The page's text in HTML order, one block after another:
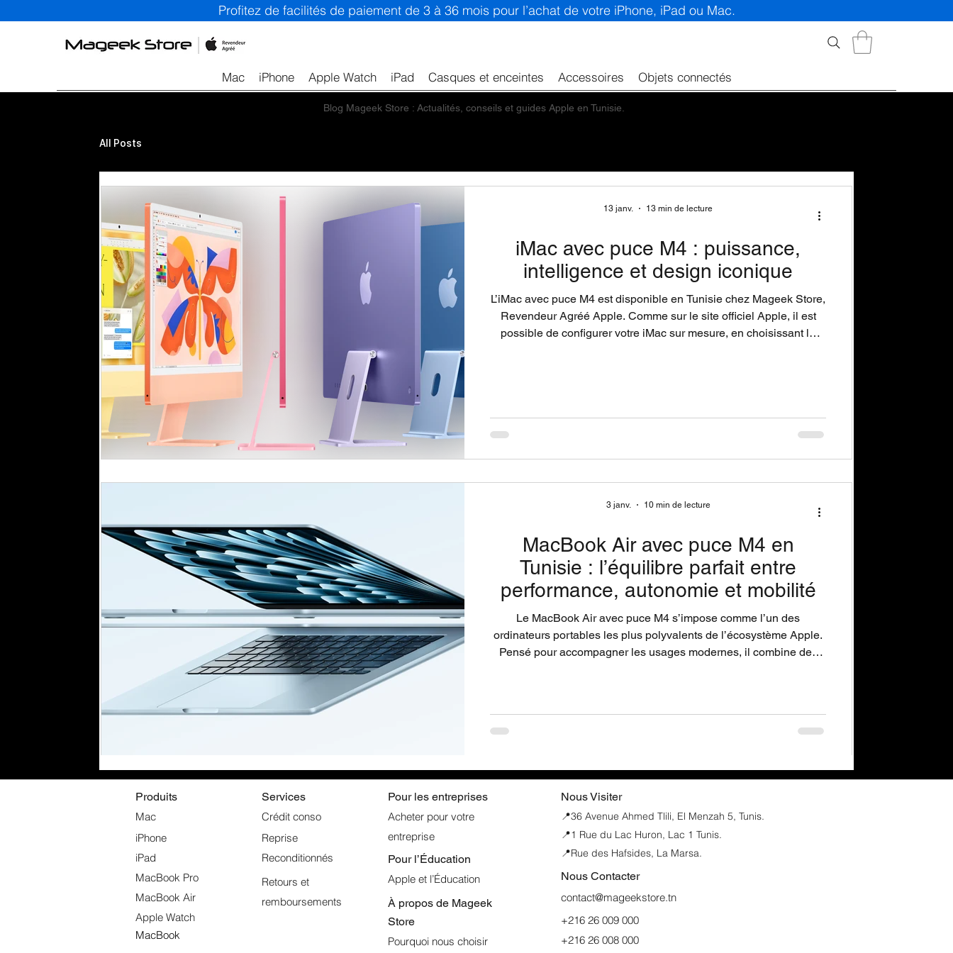
Profitez de facilités de paiement de 3 à 36 mois pour l’achat de votre iPhone, iPad ou Mac.
Mac iPhone Apple Watch iPad Casques et enceintes Accessoires Objets connectés
Blog Mageek Store : Actualités, conseils et guides Apple en Tunisie.
All Posts
iMac avec puce M4 : puissance,
intelligence et design iconique
L’iMac avec puce M4 est disponible en Tunisie chez Mageek Store,
Revendeur Agréé Apple. Comme sur le site officiel Apple, il est
possible de configurer votre iMac sur mesure, en choisissant la
13 janv. 13 min de lecture
MacBook Air avec puce M4 en
Tunisie : l’équilibre parfait entre
performance, autonomie et mobilité
Le MacBook Air avec puce M4 s’impose comme l’un des
ordinateurs portables les plus polyvalents de l’écosystème Apple.
Pensé pour accompagner les usages modernes, il combine des
3 janv. 10 min de lecture
Produits
Mac
iPhone
iPad
MacBook Pro
MacBook Air
Apple Watch
MacBook
Services
Crédit conso
Reprise
Reconditionnés
Retours et
remboursements
Pour les entreprises
Acheter pour votre
entreprise
Pour l’Éducation
Apple et l’Éducation
À propos de Mageek
Store
Pourquoi nous choisir
Nous Visiter
📍36 Avenue Ahmed Tlili, El Menzah 5, Tunis.​
📍1 Rue du Lac Huron, Lac 1 Tunis.
📍Rue des Hafsides, La Marsa.
Nous Contacter
contact@mageekstore.tn
+216 26 009 000
+216 26 008 000